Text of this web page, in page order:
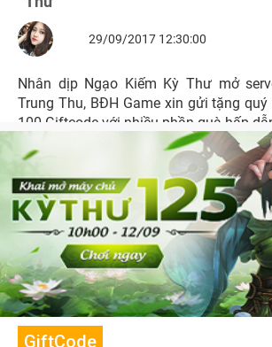
29/09/2017 12:30:00
Nhân dịp Ngạo Kiếm Kỳ Thư mở
Trung Thu, BĐH Game xin gửi tặng quý
100 Giftcode với nhiều phần quà hấp
GiftCode